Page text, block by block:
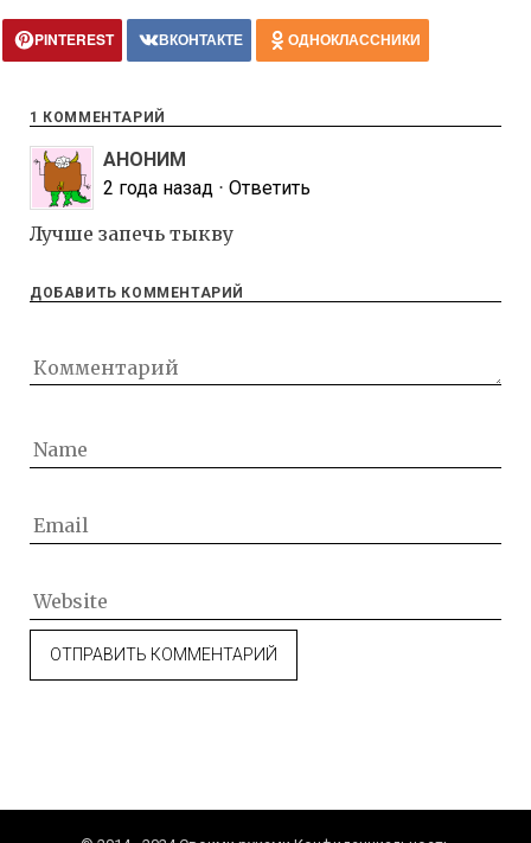
PINTEREST ВКОНТАКТЕ ОДНОКЛАССНИКИ
1 КОММЕНТАРИЙ
АНОНИМ
2 года назад ⋅ Ответить
Лучше запечь тыкву
ДОБАВИТЬ КОММЕНТАРИЙ